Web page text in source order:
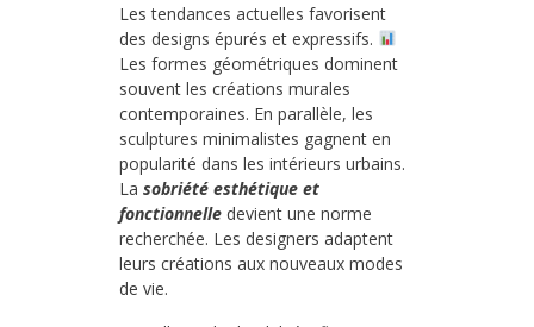
Les tendances actuelles favorisent
des designs épurés et expressifs.
Les formes géométriques dominent
souvent les créations murales
contemporaines. En parallèle, les
sculptures minimalistes gagnent en
popularité dans les intérieurs urbains.
La sobriété esthétique et
fonctionnelle devient une norme
recherchée. Les designers adaptent
leurs créations aux nouveaux modes
de vie.